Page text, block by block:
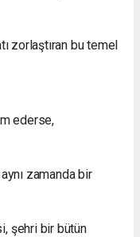
zorlaştıran bu temel
ederse,
zamanda bir
şehri bir bütün